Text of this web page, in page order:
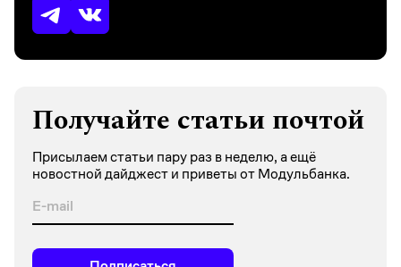
Получайте статьи почтой
Присылаем статьи пару раз в неделю, а ещё
новостной дайджест и приветы от Модульбанка.